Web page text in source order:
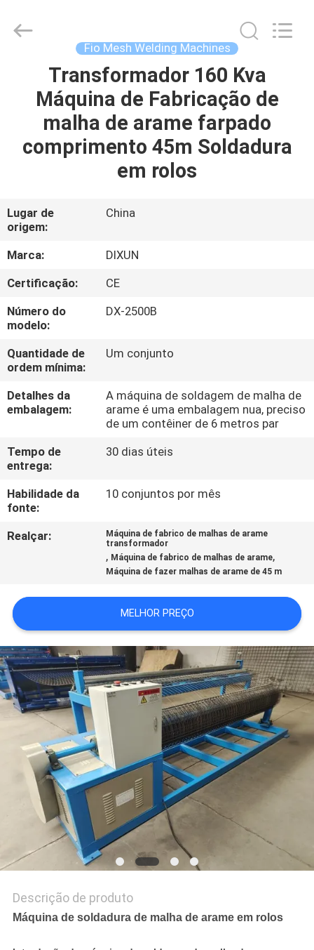
CASA
PRODUTOS
MOSTRA
VR
SOBRE
NÓS
EXCURSÃO
DA
FÁBRICA
CONTROLE
DA
QUALIDADE
CONTACTE-
NOS
UMAS
CITAÇÕES
MAPA
DO
SITE
PRIVACY
POLICY
Mesh
Products
Fio Mesh Welding Machines
Transformador 160 Kva
Máquina de Fabricação de
malha de arame farpado
comprimento 45m Soldadura
em rolos
Lugar de
origem:
China
Marca:
DIXUN
Certificação:
CE
Número do
modelo:
DX-2500B
Quantidade de
ordem mínima:
Um conjunto
Detalhes da
embalagem:
A máquina de soldagem de malha de
arame é uma embalagem nua, preciso
de um contêiner de 6 metros par
Tempo de
entrega:
30 dias úteis
Habilidade da
fonte:
10 conjuntos por mês
Realçar:
Máquina de fabrico de malhas de arame
transformador
, Máquina de fabrico de malhas de arame,
Máquina de fazer malhas de arame de 45 m
MELHOR PREÇO
Descrição de produto
Máquina de soldadura de malha de arame em rolos